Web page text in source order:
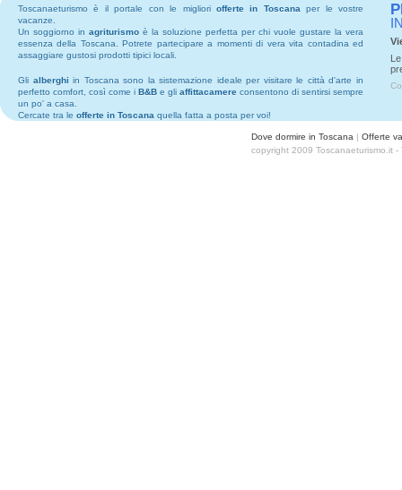
Toscanaeturismo è il portale con le migliori offerte in Toscana per le vostre
vacanze.
Un soggiorno in agriturismo è la soluzione perfetta per chi vuole gustare la vera
essenza della Toscana. Potrete partecipare a momenti di vera vita contadina ed
assaggiare gustosi prodotti tipici locali.
Gli alberghi in Toscana sono la sistemazione ideale per visitare le città d'arte in
perfetto comfort, così come i B&B e gli affittacamere consentono di sentirsi sempre
un po' a casa.
Cercate tra le offerte in Toscana quella fatta a posta per voi!
Dove dormire in Toscana | Offerte
copyright 2009 Toscanaeturismo.it